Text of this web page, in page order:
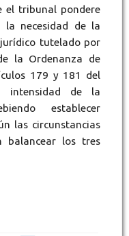
el tribunal pondere
la necesidad de la
tutelado por
la Ordenanza de
179 y 181 del
intensidad de la
establecer
las circunstancias
balancear los tres